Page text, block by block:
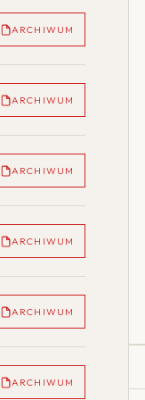
ARCHIWUM
ARCHIWUM
ARCHIWUM
ARCHIWUM
ARCHIWUM
ARCHIWUM